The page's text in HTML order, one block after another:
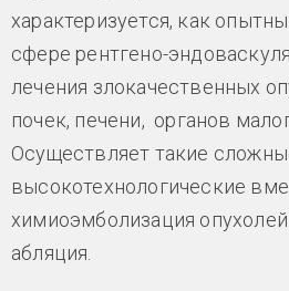
характеризуется, как
сфере рентгено-
лечения злокачественных
почек, печени, органов
Осуществляет такие
высокотехнологические
химиоэмболизация
абляция.